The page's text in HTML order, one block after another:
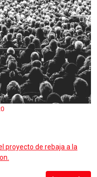
proyecto de rebaja a la